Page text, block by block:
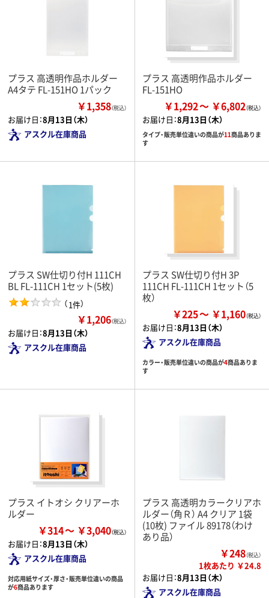
プラス 高透明作品ホルダー
A4タテ FL-151HO 1パック
￥1,358（税込）
お届け日：8月13日（木）
アスクル在庫商品
プラス 高透明作品ホルダー
FL-151HO
￥1,292 ￥6,802
お届け日：8月13日（木）
タイプ・販売単位違いの商品が11商品ありま
す
プラス SW仕切り付H 111CH
BL FL-111CH 1セット(5枚)
（1件）
￥1,206（税込）
お届け日：8月13日（木）
アスクル在庫商品
プラス SW仕切り付H 3P
111CH FL-111CH 1セット（5
枚）
￥225 ￥1,160
お届け日：8月13日（木）
アスクル在庫商品
カラー・販売単位違いの商品が4商品ありま
す
プラス イトオシ クリアーホ
ルダー
￥314 ￥3,040
お届け日：8月13日（木）
アスクル在庫商品
対応用紙サイズ・厚さ・販売単位違いの商品
が6商品あります
プラス 高透明カラークリアホ
ルダー（角Ｒ） A4 クリア 1袋
(10枚) ファイル 89178（わけ
あり品）
￥248（税込）
1枚あたり ￥24.8
お届け日：8月13日（木）
アスクル在庫商品